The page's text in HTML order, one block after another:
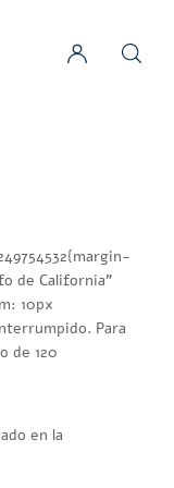
de California”
10px
Para
de 120
en la